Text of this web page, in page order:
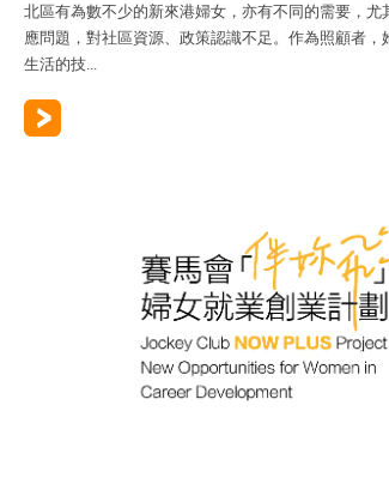
北區有為數不少的新來港婦女，亦有不同的需要，尤
應問題，對社區資源、政策認識不足。作為照顧者，
生活的技...